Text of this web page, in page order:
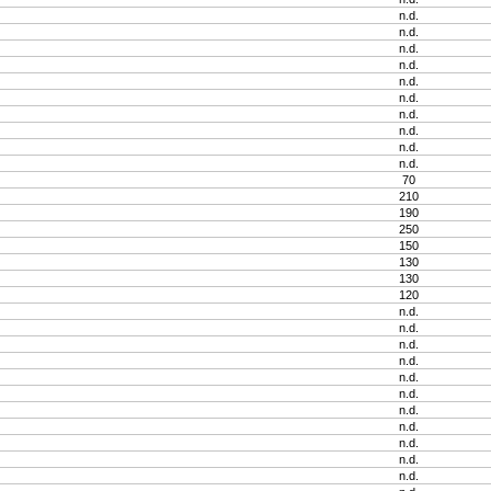
n.d.
n.d.
n.d.
n.d.
n.d.
n.d.
n.d.
n.d.
n.d.
n.d.
70
210
190
250
150
130
130
120
n.d.
n.d.
n.d.
n.d.
n.d.
n.d.
n.d.
n.d.
n.d.
n.d.
n.d.